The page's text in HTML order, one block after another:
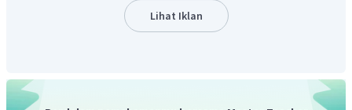
akhir atau pesan cerita (bersifat opsional).
"Di mana ini sebenarnya ?" tanyaku masih penasaran dan
terheran-heran dengan keadaan di sekeliling. Segalanya
Lihat Iklan